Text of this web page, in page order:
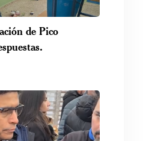
de Pico